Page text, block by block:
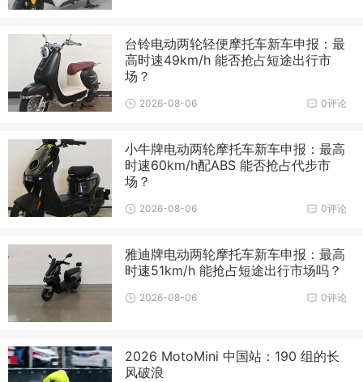
台铃电动两轮轻便摩托车新车申报：最
高时速49km/h 能否抢占短途出行市
场？
0评论
2026-08-06
小牛牌电动两轮摩托车新车申报：最高
时速60km/h配ABS 能否抢占代步市
场？
0评论
2026-08-06
雅迪牌电动两轮摩托车新车申报：最高
时速51km/h 能抢占短途出行市场吗？
0评论
2026-08-06
2026 MotoMini 中国站：190 组的长
风破浪